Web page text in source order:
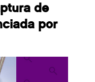
de
por